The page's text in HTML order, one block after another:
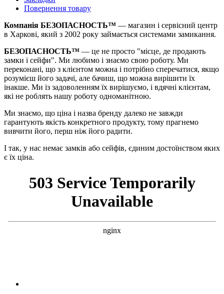
Повернення товару
Компанія БЕЗОПАСНОСТЬ™ — магазин і сервісний центр
в Харкові, який з 2002 року займається системами замикання.
БЕЗОПАСНОСТЬ™ — це не просто "місце, де продають
замки і сейфи". Ми любимо і знаємо свою роботу. Ми
переконані, що з клієнтом можна і потрібно сперечатися, якщо
розумієш його задачі, але бачиш, що можна вирішити їх
інакше. Ми із задоволенням їх вирішуємо, і вдячні клієнтам,
які не роблять нашу роботу одноманітною.
Ми знаємо, що ціна і назва бренду далеко не завжди
гарантують якість конкретного продукту, тому прагнемо
вивчити його, перш ніж його радити.
І так, у нас немає замків або сейфів, єдиним достоїнством яких
є їх ціна.